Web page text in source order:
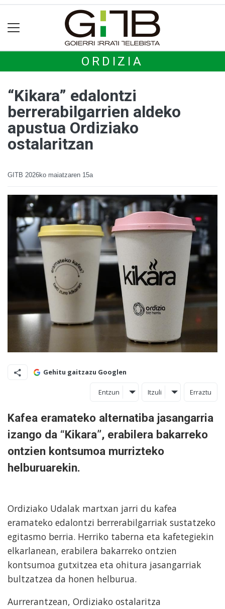
ORDIZIA
“Kikara” edalontzi
berrerabilgarrien aldeko
apustua Ordiziako
ostalaritzan
GITB 2026ko maiatzaren 15a
Gehitu gaitzazu Googlen
Entzun Itzuli Erraztu
Kafea eramateko alternatiba jasangarria
izango da “Kikara”, erabilera bakarreko
ontzien kontsumoa murrizteko
helburuarekin.
Ordiziako Udalak martxan jarri du kafea
eramateko edalontzi berrerabilgarriak sustatzeko
egitasmo berria. Herriko taberna eta kafetegiekin
elkarlanean, erabilera bakarreko ontzien
kontsumoa gutxitzea eta ohitura jasangarriak
bultzatzea da honen helburua.
Aurrerantzean, Ordiziako ostalaritza